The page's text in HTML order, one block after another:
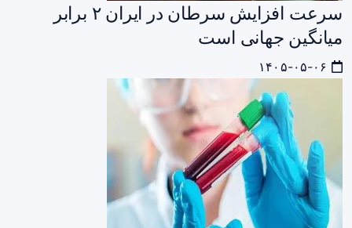
سرعت افزایش سرطان در ایران ۲ برابر
میانگین جهانی است